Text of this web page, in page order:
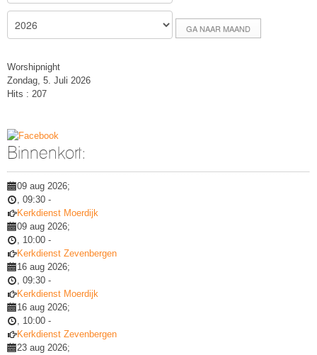
GA NAAR MAAND
Worshipnight
Zondag, 5. Juli 2026
Hits : 207
Binnenkort:
09 aug 2026;
, 09:30 -
Kerkdienst Moerdijk
09 aug 2026;
, 10:00 -
Kerkdienst Zevenbergen
16 aug 2026;
, 09:30 -
Kerkdienst Moerdijk
16 aug 2026;
, 10:00 -
Kerkdienst Zevenbergen
23 aug 2026;